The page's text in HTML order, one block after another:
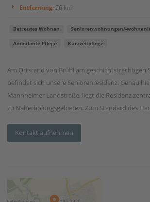
Entfernung: 56 km
Betreutes Wohnen Seniorenwohnungen/-
Ambulante Pflege Kurzzeitpflege
Am Ortsrand von Brühl am geschichtsträchtigen
befindet sich unsere Seniorenresidenz. Genau
Mannheimer Landstraße, liegt die Residenz
zu Naherholungsgebieten. Zum Standard des
Kontakt aufnehmen